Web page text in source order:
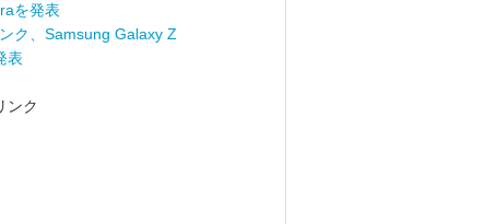
を発表
ク、Samsung Galaxy Z
表
ンク